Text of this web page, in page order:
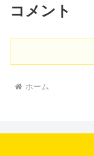
コメント
ホーム